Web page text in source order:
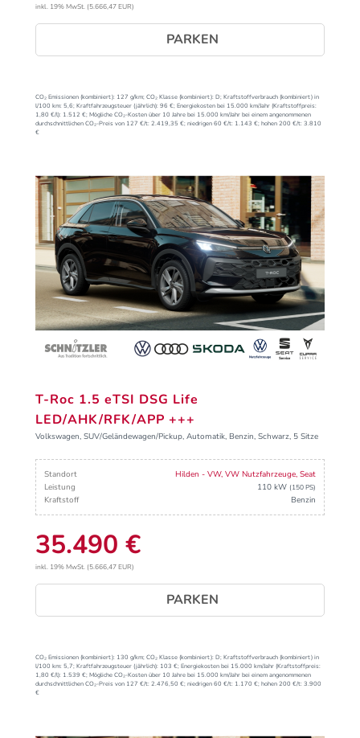
inkl. 19% MwSt. (5.666,47 EUR)
PARKEN
CO₂ Emissionen (kombiniert): 127 g/km;CO₂ Klasse (kombiniert):D;Kraftstoffverbrauch (kombiniert) in
l/100 km:5,6;Kraftfahrzeugsteuer (jährlich):96 €;Energiekosten bei 15.000 km/Jahr (Kraftstoffpreis:
1,80 €/l): 1.512 €;Mögliche CO₂-Kosten über 10 Jahre bei 15.000 km/Jahr bei einem angenommenen
durchschnittlichen CO₂-Preis von 127 €/t:2.419,35 €; niedrigen 60 €/t: 1.143 €; hohen 200 €/t: 3.810
€
T-Roc 1.5 eTSI DSG Life
LED/AHK/RFK/APP +++
Volkswagen, SUV/Geländewagen/Pickup, Automatik, Benzin, Schwarz, 5 Sitze
Standort
Hilden - VW, VW Nutzfahrzeuge, Seat
Leistung
110 kW (150 PS)
Kraftstoff Benzin
35.490 €
inkl. 19% MwSt. (5.666,47 EUR)
PARKEN
CO₂ Emissionen (kombiniert): 130 g/km;CO₂ Klasse (kombiniert):D;Kraftstoffverbrauch (kombiniert) in
l/100 km:5,7;Kraftfahrzeugsteuer (jährlich): 103 €;Energiekosten bei 15.000 km/Jahr (Kraftstoffpreis:
1,80 €/l): 1.539 €;Mögliche CO₂-Kosten über 10 Jahre bei 15.000 km/Jahr bei einem angenommenen
durchschnittlichen CO₂-Preis von 127 €/t:2.476,50 €; niedrigen 60 €/t: 1.170 €; hohen 200 €/t: 3.900
€